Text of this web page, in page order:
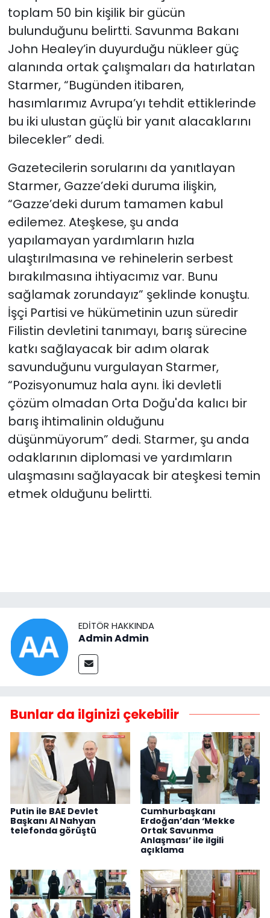
toplam 50 bin kişilik bir gücün
bulunduğunu belirtti. Savunma Bakanı
John Healey’in duyurduğu nükleer güç
alanında ortak çalışmaları da hatırlatan
Starmer, “Bugünden itibaren,
hasımlarımız Avrupa’yı tehdit ettiklerinde
bu iki ulustan güçlü bir yanıt alacaklarını
bilecekler” dedi.
Gazetecilerin sorularını da yanıtlayan
Starmer, Gazze’deki duruma ilişkin,
“Gazze’deki durum tamamen kabul
edilemez. Ateşkese, şu anda
yapılamayan yardımların hızla
ulaştırılmasına ve rehinelerin serbest
bırakılmasına ihtiyacımız var. Bunu
sağlamak zorundayız” şeklinde konuştu.
İşçi Partisi ve hükümetinin uzun süredir
Filistin devletini tanımayı, barış sürecine
katkı sağlayacak bir adım olarak
savunduğunu vurgulayan Starmer,
“Pozisyonumuz hala aynı. İki devletli
çözüm olmadan Orta Doğu'da kalıcı bir
barış ihtimalinin olduğunu
düşünmüyorum” dedi. Starmer, şu anda
odaklarının diplomasi ve yardımların
ulaşmasını sağlayacak bir ateşkesi temin
etmek olduğunu belirtti.
EDITÖR HAKKINDA
Admin Admin
Bunlar da ilginizi çekebilir
Putin ile BAE Devlet
Başkanı Al Nahyan
telefonda görüştü
Cumhurbaşkanı
Erdoğan’dan ‘Mekke
Ortak Savunma
Anlaşması’ ile ilgili
açıklama